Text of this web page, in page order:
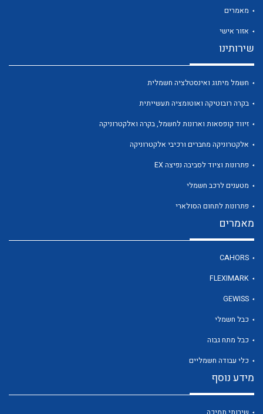
מאמרים
אזור אישי
שירותינו
חשמל מיתוג ואינסטלציה חשמלית
בקרה רובוטיקה ואוטומציה תעשייתית
זיווד קופסאות וארונות לחשמל, בקרה ואלקטרוניקה
אלקטרוניקה מחברים ורכיבי אלקטרוניקה
פתרונות וציוד לסביבה נפיצה EX
מטענים לרכב חשמלי
פתרונות לתחום הסולארי
מאמרים
CAHORS
FLEXIMARK
GEWISS
כבל חשמלי
כבל מתח גבוה
כלי עבודה חשמליים
מידע נוסף